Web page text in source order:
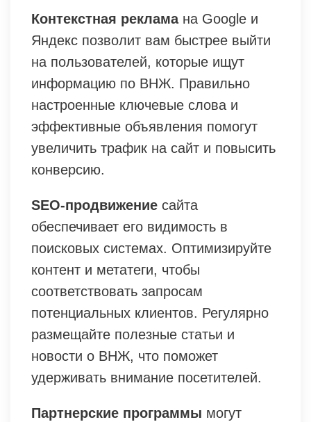
Контекстная рекламана Google и
Яндекс позволит вам быстрее выйти
на пользователей, которые ищут
информацию по ВНЖ. Правильно
настроенные ключевые слова и
эффективные объявления помогут
увеличить трафик на сайт и повысить
конверсию.
SEO-продвижение сайта
обеспечивает его видимость в
поисковых системах. Оптимизируйте
контент и метатеги, чтобы
соответствовать запросам
потенциальных клиентов. Регулярно
размещайте полезные статьи и
новости о ВНЖ, что поможет
удерживать внимание посетителей.
Партнерские программы могут